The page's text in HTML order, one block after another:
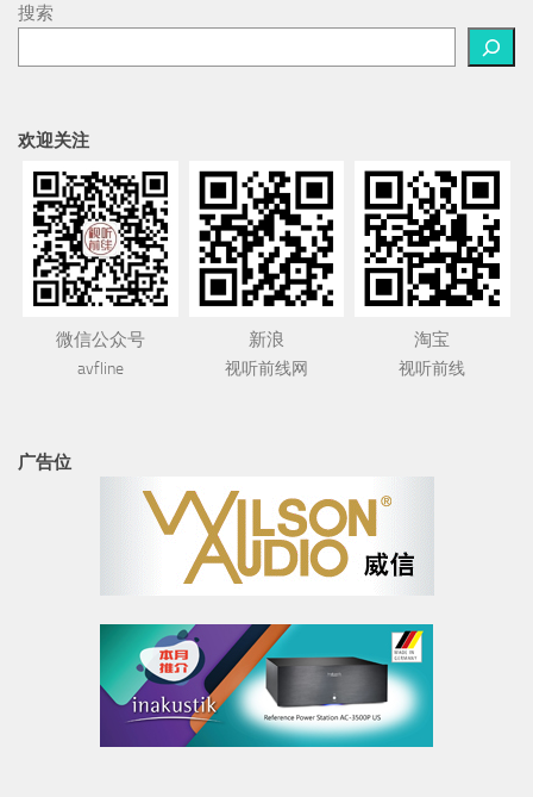
搜索
欢迎关注
微信公众号
avfline
新浪
视听前线网
淘宝
视听前线
广告位